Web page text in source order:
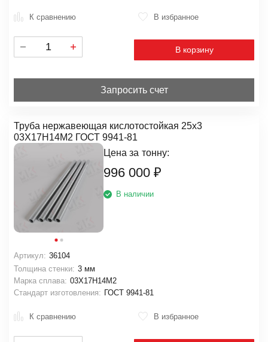
К сравнению В избранное
В корзину
Запросить счет
Труба нержавеющая кислотостойкая 25х3
03Х17Н14М2 ГОСТ 9941-81
Цена за тонну:
996 000 ₽
В наличии
Артикул: 36104
Толщина стенки: 3 мм
Марка сплава: 03Х17Н14М2
Стандарт изготовления: ГОСТ 9941-81
К сравнению В избранное